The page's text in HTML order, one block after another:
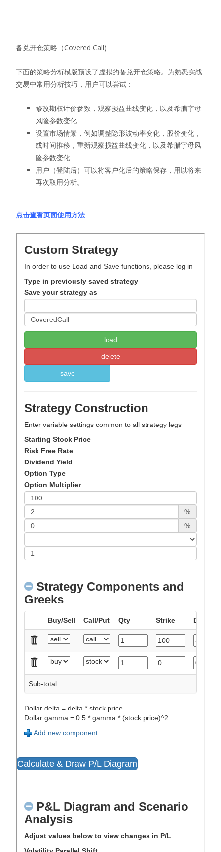
备兑开仓策略（Covered Call)
下面的策略分析模版预设了虚拟的备兑开仓策略。为熟悉实战
交易中常用分析技巧，用户可以尝试：
修改期权计价参数，观察损益曲线变化，以及希腊字母
风险参数变化
设置市场情景，例如调整隐形波动率变化，股价变化，
或时间推移，重新观察损益曲线变化，以及希腊字母风
险参数变化
用户（登陆后）可以将客户化后的策略保存，用以将来
再次取用分析。
点击查看页面使用方法